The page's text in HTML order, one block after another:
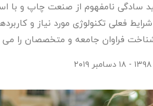
سادگی نامفهوم از صنعت چاپ و با
فعلی تکنولوژی مورد نیاز و
فراوان جامعه و متخصصان را می